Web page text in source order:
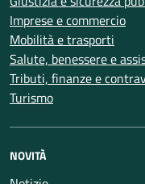
Imprese e commercio
Mobilità e trasporti
Salute, benessere e
Tributi, finanze e
Turismo
NOVITÀ